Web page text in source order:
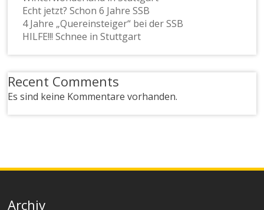
Echt jetzt? Schon 6 Jahre SSB
4 Jahre „Quereinsteiger“ bei der SSB
HILFE!!! Schnee in Stuttgart
Recent Comments
Es sind keine Kommentare vorhanden.
Archiv